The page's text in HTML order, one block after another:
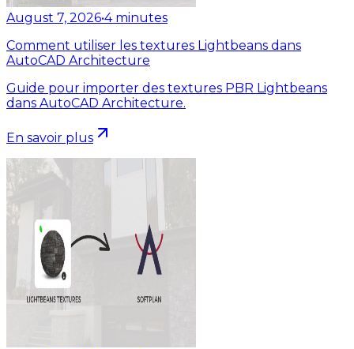
August 7, 2026•4 minutes
Comment utiliser les textures Lightbeans dans
AutoCAD Architecture
Guide pour importer des textures PBR Lightbeans
dans AutoCAD Architecture.
En savoir plus